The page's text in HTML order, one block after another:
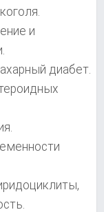
и
диабет.